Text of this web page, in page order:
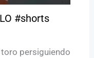
#shorts
persiguiendo